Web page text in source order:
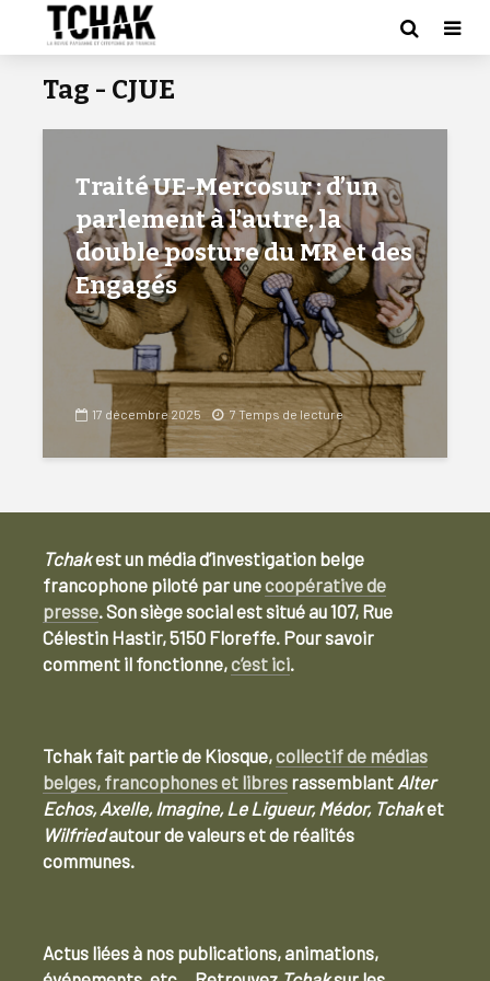
Tag - CJUE
Traité UE-Mercosur : d’un
parlement à l’autre, la
double posture du MR et des
Engagés
17 décembre 2025 7 Temps de lecture
Tchakest un média d’investigation belge
francophone piloté par unecoopérative de
presse. Son siège social est situé au 107, Rue
Célestin Hastir, 5150 Floreffe. Pour savoir
comment il fonctionne,c’est ici.
Tchak fait partie de Kiosque,collectif de médias
belges, francophones et libres rassemblant Alter
Echos, Axelle, Imagine, Le Ligueur, Médor, Tchaket
Wilfriedautour de valeurs et de réalités
communes.
Actus liées à nos publications, animations,